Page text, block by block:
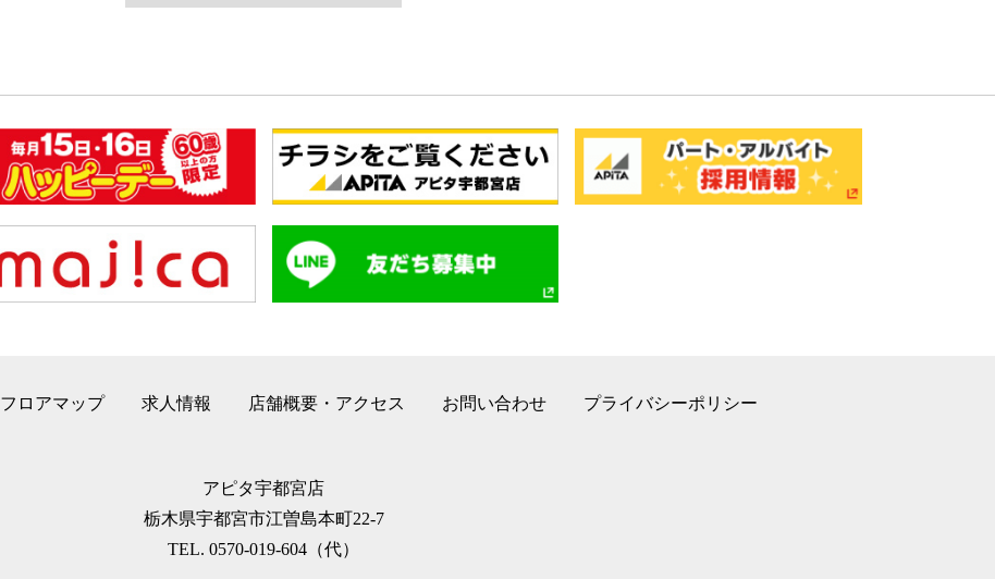
フロアマップ 求人情報 店舗概要・アクセス お問い合わせ プライバシーポリシー
アピタ宇都宮店
栃木県宇都宮市江曽島本町22-7
TEL. 0570-019-604（代）